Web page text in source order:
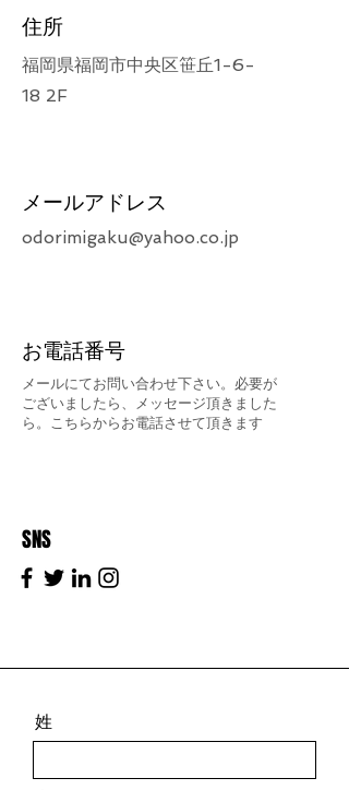
住所
福岡県福岡市中央区笹丘1-6-
18 2F
メールアドレス
odorimigaku@yahoo.co.jp
お電話番号
メールにてお問い合わせ下さい。必要が
ございましたら、メッセージ頂きました
ら。こちらからお電話させて頂きます
SNS
姓